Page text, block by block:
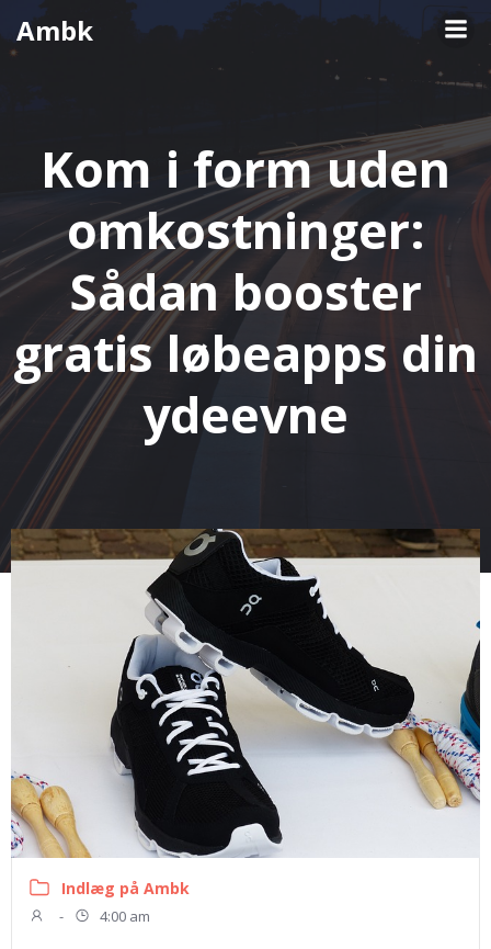
Videre
Ambk
Kom i form uden
omkostninger:
Sådan booster
gratis løbeapps din
ydeevne
Indlæg på Ambk
- 4:00 am